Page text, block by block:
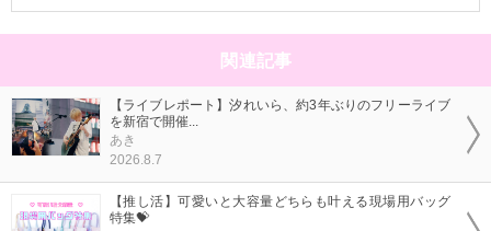
関連記事
【ライブレポート】汐れいら、約3年ぶりのフリーライブ
を新宿で開催...
あき
2026.8.7
【推し活】可愛いと大容量どちらも叶える現場用バッグ
特集💝